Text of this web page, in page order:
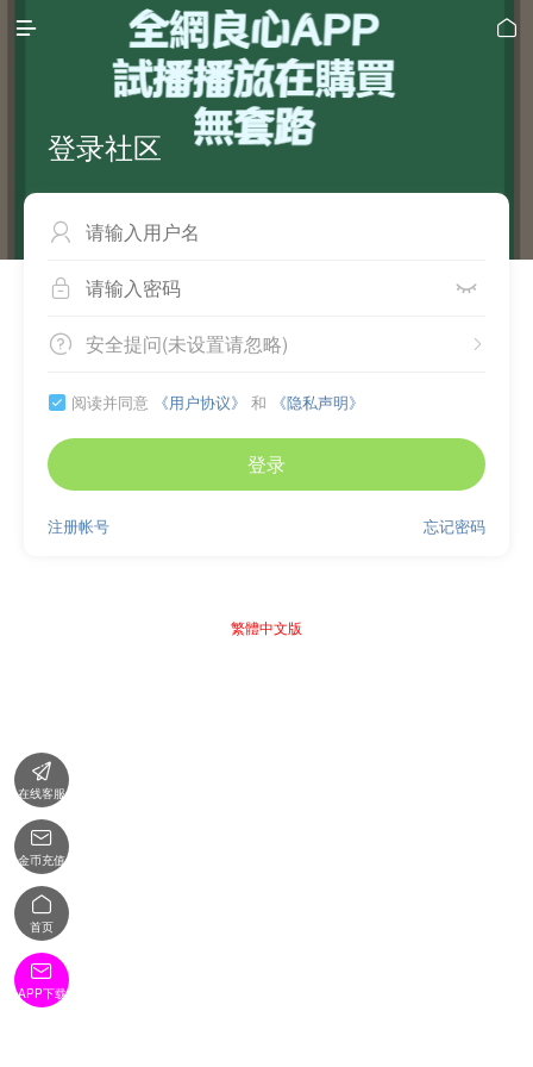
 
登录社区

 
 
安全提问(未设置请忽略)
 阅读并同意 《用户协议》 和 《隐私声明》
登录
忘记密码
注册帐号
繁體中文版

在线客服

金币充值

首页

APP下载